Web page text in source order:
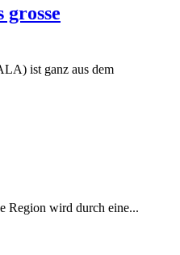
grosse
ist ganz aus dem
Region wird durch eine...